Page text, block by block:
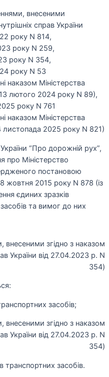
внесеними
справ України
року N 814,
року N 259,
року N 354,
року N 53
наказом Міністерства
13 лютого 2024 року N 89),
року N 761
наказом Міністерства
листопада 2025 року N 821)
“Про дорожній рух”,
про Міністерство
постановою
жовтня 2015 року N 878 (із
єдиних зразків
та вимог до них
внесеними згідно з наказом
України від 27.04.2023 р. N
354)
засобів;
внесеними згідно з наказом
України від 27.04.2023 р. N
354)
транспортних засобів.